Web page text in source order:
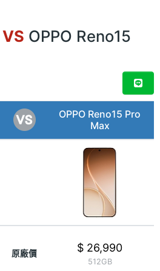
VS OPPO Reno15
OPPO Reno15 Pro
Max
原廠價 $ 26,990
512GB